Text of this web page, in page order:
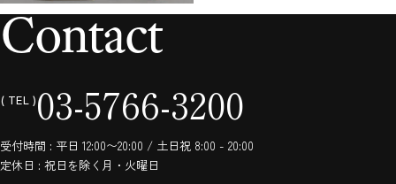
Contact
( TEL )03-5766-3200
受付時間 : 平日 12:00〜20:00 / 土日祝 8:00 - 20:00
定休日 : 祝日を除く月・火曜日